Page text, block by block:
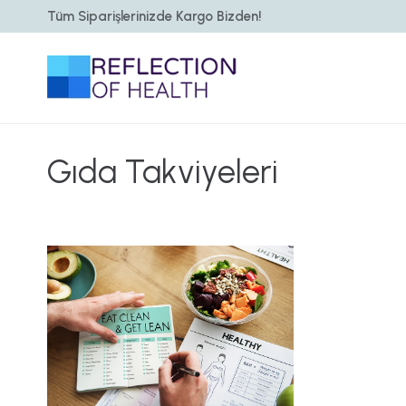
Tüm Siparişlerinizde Kargo Bizden!
Gıda Takviyeleri